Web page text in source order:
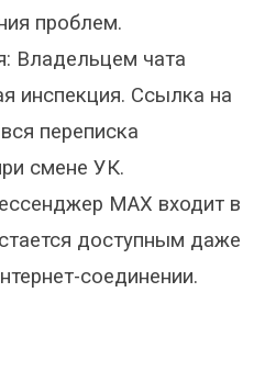
проблем.
Владельцем чата
инспекция. Ссылка на
переписка
смене УК.
MAX входит в
доступным даже
соединении.